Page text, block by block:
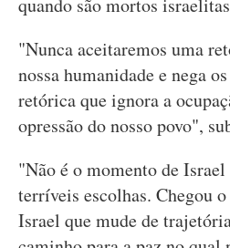
quando são mortos
"Nunca aceitaremos uma
nossa humanidade e nega
retórica que ignora a
opressão do nosso povo",
"Não é o momento de
terríveis escolhas. Chegou
Israel que mude de